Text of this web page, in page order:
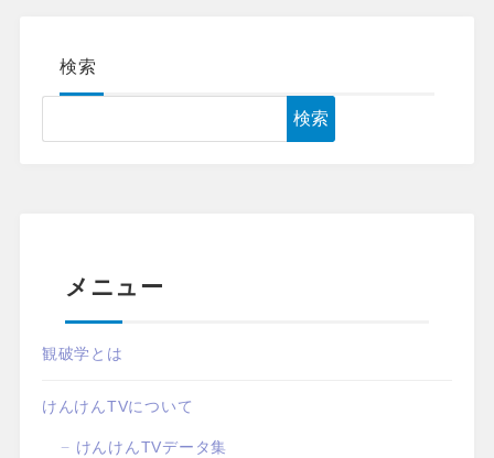
検索
検索
メニュー
観破学とは
けんけんTVについて
けんけんTVデータ集